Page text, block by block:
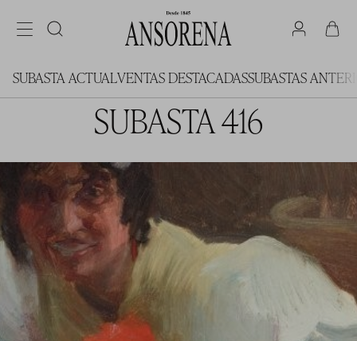
SUBASTA ACTUALVENTAS DESTACADASSUBASTAS
SUBASTA 416